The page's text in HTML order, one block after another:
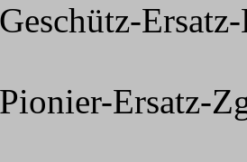
Ersatz-